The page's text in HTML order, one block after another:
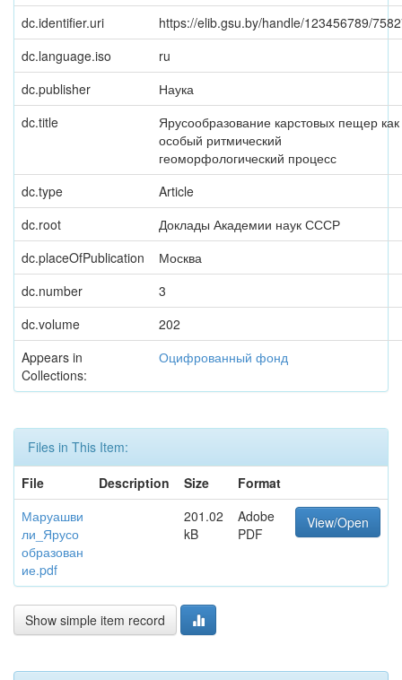
dc.identifier.uri
https://elib.gsu.by/handle/123456789/
dc.language.iso
ru
dc.publisher
Наука
dc.title
Ярусообразование карстовых пещер как
особый ритмический
геоморфологический процесс
dc.type
Article
dc.root
Доклады Академии наук СССР
dc.placeOfPublication
Москва
dc.number
3
dc.volume
202
Appears in
Collections:
Оцифрованный фонд
Files in This Item:
File
Description Size
Format
Маруашви
ли_Ярусо
образован
ие.pdf
201.02
kB
Adobe
PDF
View/Open
Show simple item record